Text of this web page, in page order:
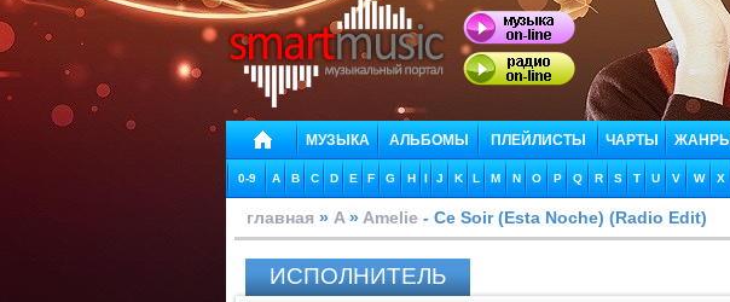
МУЗЫКА АЛЬБОМЫ ПЛЕЙЛИСТЫ ЧАРТЫ ЖАНРЫ
0-9 A B C D E F G H I J K L M N O P Q R S T U V W X
главная » A » Amelie - Ce Soir (Esta Noche) (Radio Edit)
ИСПОЛНИТЕЛЬ